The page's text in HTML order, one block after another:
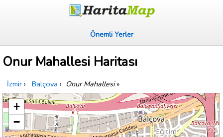
Önemli Yerler
Onur Mahallesi Haritası
İzmir › Balçova › Onur Mahallesi»
+
−